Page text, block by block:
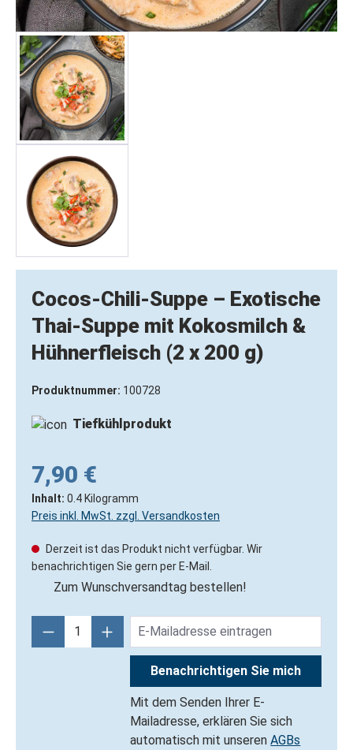
Cocos-Chili-Suppe – Exotische
Thai-Suppe mit Kokosmilch &
Hühnerfleisch (2 x 200 g)
Produktnummer: 100728
Tiefkühlprodukt
7,90 €
Inhalt: 0.4 Kilogramm
Preis inkl. MwSt. zzgl. Versandkosten
Derzeit ist das Produkt nicht verfügbar. Wir
benachrichtigen Sie gern per E-Mail.
Zum Wunschversandtag bestellen!
Benachrichtigen Sie mich
Mit dem Senden Ihrer E-
Mailadresse, erklären Sie sich
automatisch mit unserenAGBs